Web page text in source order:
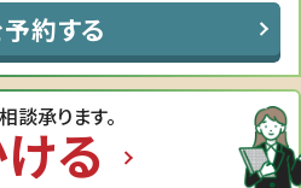
約する
談承ります。
る